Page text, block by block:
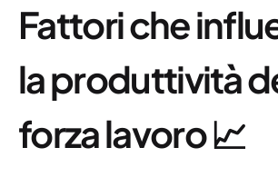
Fattori che
la produttività
forza lavoro 📈